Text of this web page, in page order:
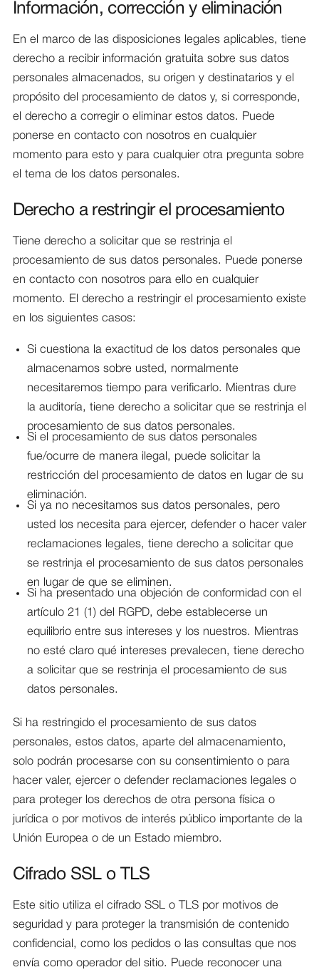
Información, corrección y eliminación
En el marco de las disposiciones legales aplicables, tiene
derecho a recibir información gratuita sobre sus datos
personales almacenados, su origen y destinatarios y el
propósito del procesamiento de datos y, si corresponde,
el derecho a corregir o eliminar estos datos. Puede
ponerse en contacto con nosotros en cualquier
momento para esto y para cualquier otra pregunta sobre
el tema de los datos personales.
Derecho a restringir el procesamiento
Tiene derecho a solicitar que se restrinja el
procesamiento de sus datos personales. Puede ponerse
en contacto con nosotros para ello en cualquier
momento. El derecho a restringir el procesamiento existe
en los siguientes casos:
Si cuestiona la exactitud de los datos personales que
almacenamos sobre usted, normalmente
necesitaremos tiempo para verificarlo. Mientras dure
la auditoría, tiene derecho a solicitar que se restrinja el
procesamiento de sus datos personales.
Si el procesamiento de sus datos personales
fue/ocurre de manera ilegal, puede solicitar la
restricción del procesamiento de datos en lugar de su
eliminación.
Si ya no necesitamos sus datos personales, pero
usted los necesita para ejercer, defender o hacer valer
reclamaciones legales, tiene derecho a solicitar que
se restrinja el procesamiento de sus datos personales
en lugar de que se eliminen.
Si ha presentado una objeción de conformidad con el
artículo 21 (1) del RGPD, debe establecerse un
equilibrio entre sus intereses y los nuestros. Mientras
no esté claro qué intereses prevalecen, tiene derecho
a solicitar que se restrinja el procesamiento de sus
datos personales.
Si ha restringido el procesamiento de sus datos
personales, estos datos, aparte del almacenamiento,
solo podrán procesarse con su consentimiento o para
hacer valer, ejercer o defender reclamaciones legales o
para proteger los derechos de otra persona física o
jurídica o por motivos de interés público importante de la
Unión Europea o de un Estado miembro.
Cifrado SSL o TLS
Este sitio utiliza el cifrado SSL o TLS por motivos de
seguridad y para proteger la transmisión de contenido
confidencial, como los pedidos o las consultas que nos
envía como operador del sitio. Puede reconocer una